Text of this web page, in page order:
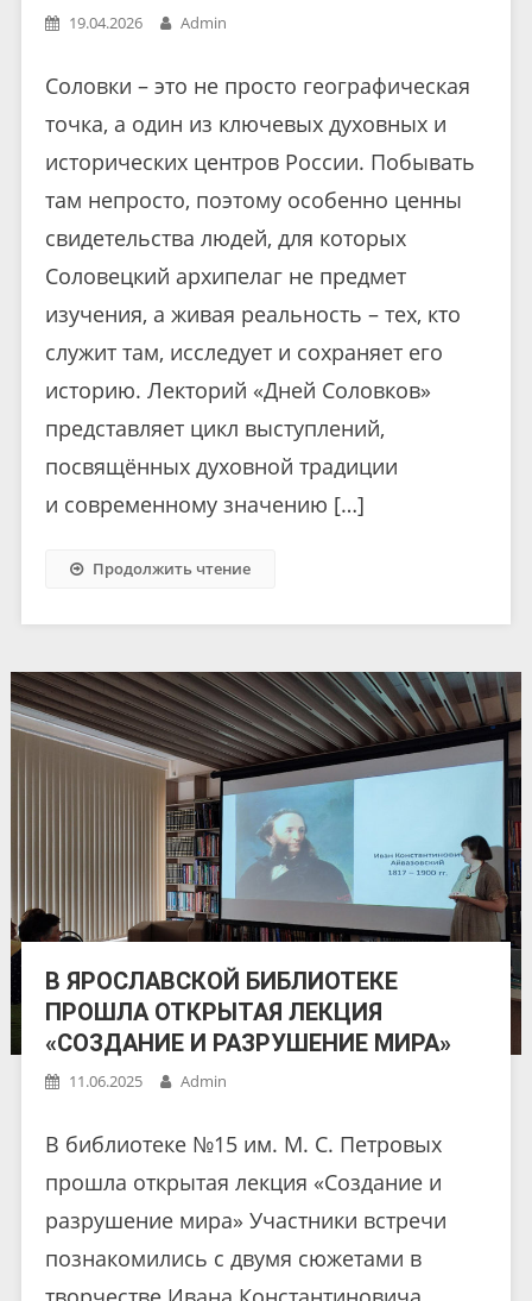
19.04.2026 Admin
Соловки – это не просто географическая
точка, а один из ключевых духовных и
исторических центров России. Побывать
там непросто, поэтому особенно ценны
свидетельства людей, для которых
Соловецкий архипелаг не предмет
изучения, а живая реальность – тех, кто
служит там, исследует и сохраняет его
историю. Лекторий «Дней Соловков»
представляет цикл выступлений,
посвящённых духовной традиции
и современному значению […]
Продолжить чтение
В ЯРОСЛАВСКОЙ БИБЛИОТЕКЕ
ПРОШЛА ОТКРЫТАЯ ЛЕКЦИЯ
«СОЗДАНИЕ И РАЗРУШЕНИЕ МИРА»
11.06.2025 Admin
В библиотеке №15 им. М. С. Петровых
прошла открытая лекция «Создание и
разрушение мира» Участники встречи
познакомились с двумя сюжетами в